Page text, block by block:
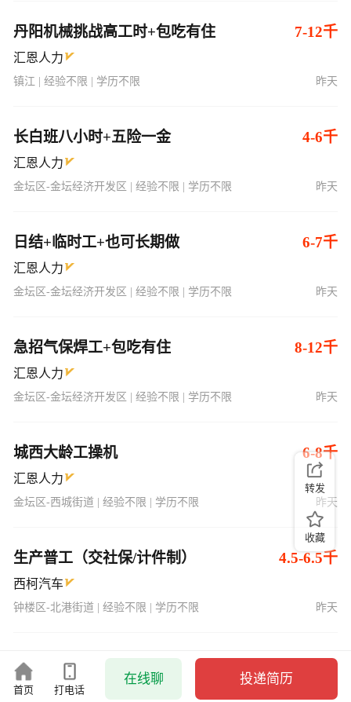
丹阳机械挑战高工时+包吃有住 7-12千
汇恩人力
镇江 | 经验不限 | 学历不限 昨天
长白班八小时+五险一金 4-6千
汇恩人力
金坛区-金坛经济开发区 | 经验不限 | 学历不限 昨天
日结+临时工+也可长期做 6-7千
汇恩人力
金坛区-金坛经济开发区 | 经验不限 | 学历不限 昨天
急招气保焊工+包吃有住 8-12千
汇恩人力
金坛区-金坛经济开发区 | 经验不限 | 学历不限 昨天
城西大龄工操机 6-8千
汇恩人力
金坛区-西城街道 | 经验不限 | 学历不限 昨天
生产普工（交社保/计件制） 4.5-6.5千
西柯汽车
钟楼区-北港街道 | 经验不限 | 学历不限 昨天
首页 打电话
在线聊 投递简历
转发
收藏